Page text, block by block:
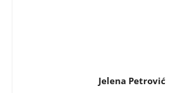
Jelena Petrović